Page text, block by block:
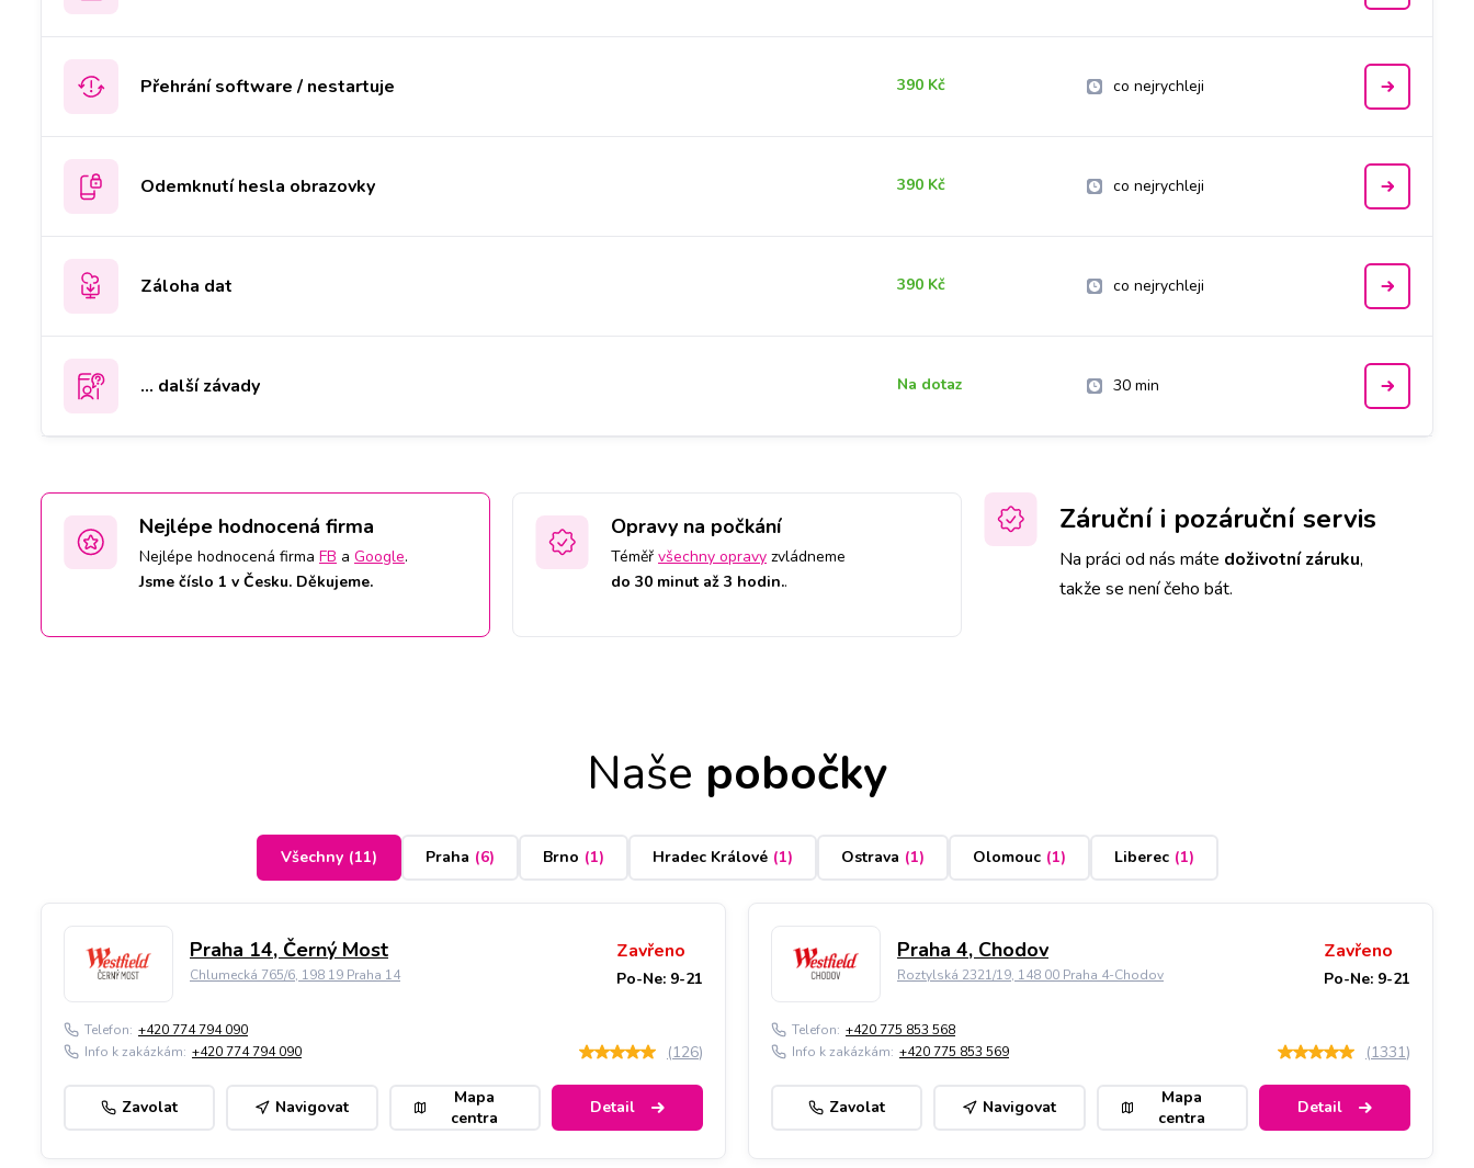
Přehrání software / nestartuje 390 Kč co nejrychleji
Odemknutí hesla obrazovky 390 Kč co nejrychleji
Záloha dat 390 Kč co nejrychleji
... další závady Na dotaz 30 min
Nejlépe hodnocená firma
Nejlépe hodnocená firma FB a Google.
Jsme číslo 1 v Česku. Děkujeme.
Opravy na počkání
Téměř všechny opravy zvládneme
do 30 minut až 3 hodin..
Záruční i pozáruční servis
Na práci od nás máte doživotní záruku,
takže se není čeho bát.
Naše pobočky
Všechny (11) Praha (6) Brno (1) Hradec Králové (1) Ostrava (1) Olomouc (1) Liberec (1)
Praha 14, Černý Most
Chlumecká 765/6, 198 19 Praha 14
Zavřeno
Po-Ne: 9-21
Telefon: +420 774 794 090
Info k zakázkám: +420 774 794 090 (126)
Zavolat Navigovat
Mapa
centra
Detail
Praha 4, Chodov
Roztylská 2321/19, 148 00 Praha 4-Chodov
Zavřeno
Po-Ne: 9-21
Telefon: +420 775 853 568
Info k zakázkám: +420 775 853 569 (1331)
Zavolat Navigovat
Mapa
centra
Detail